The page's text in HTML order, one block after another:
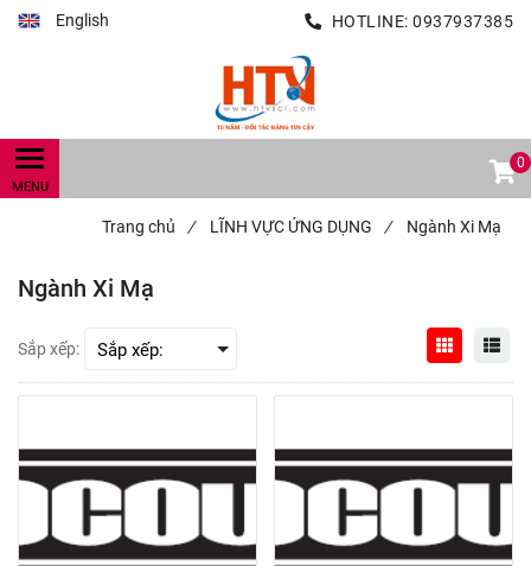
English HOTLINE: 0937937385
0
Trang chủ / LĨNH VỰC ỨNG DỤNG / Ngành Xi Mạ
Ngành Xi Mạ
Sắp xếp: